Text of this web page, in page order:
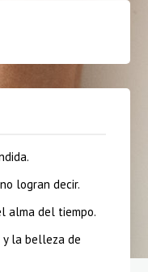
logran decir.
alma del tiempo.
y la belleza de